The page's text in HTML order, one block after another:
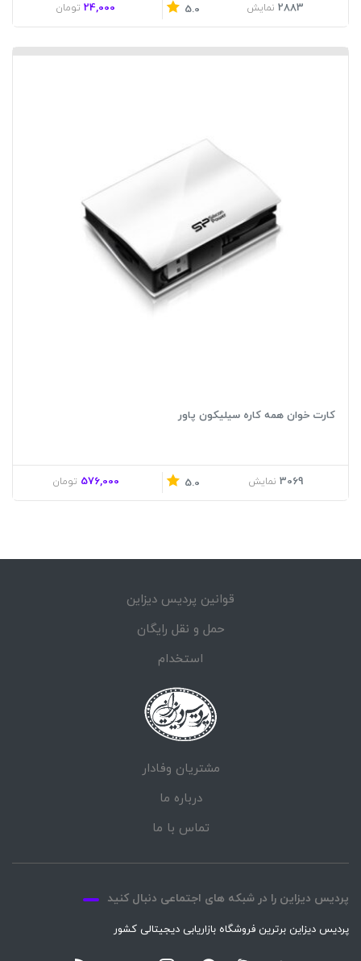
2883 نمایش 5.0
24,000 تومان
کارت خوان همه کاره سیلیکون پاور
3069 نمایش 5.0
576,000 تومان
قوانین پردیس دیزاین
حمل و نقل رایگان
استخدام
مشتریان وفادار
درباره ما
تماس با ما
پردیس دیزاین را در شبکه های اجتماعی دنبال کنید
پردیس دیزاین برترین فروشگاه بازاریابی دیجیتالی کشور